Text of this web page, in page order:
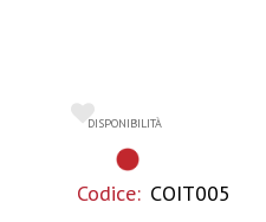
DISPONIBILITÀ
Codice: COIT005